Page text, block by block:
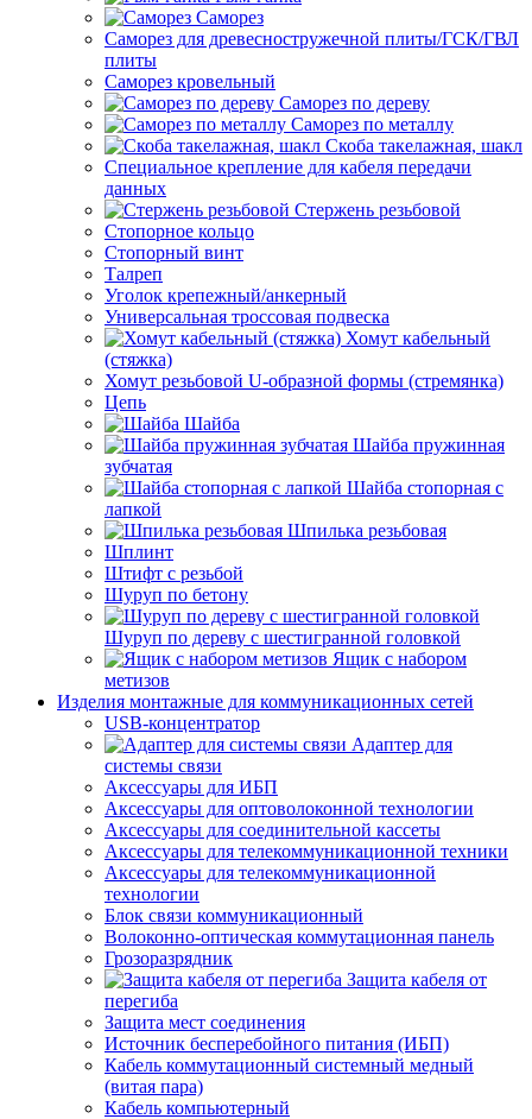
Саморез
Саморез для древесностружечной плиты/ГСК/ГВЛ
плиты
Саморез кровельный
Саморез по дереву
Саморез по металлу
Скоба такелажная, шакл
Специальное крепление для кабеля передачи
данных
Стержень резьбовой
Стопорное кольцо
Стопорный винт
Талреп
Уголок крепежный/анкерный
Универсальная троссовая подвеска
Хомут кабельный
(стяжка)
Хомут резьбовой U-образной формы (стремянка)
Цепь
Шайба
Шайба пружинная
зубчатая
Шайба стопорная с
лапкой
Шпилька резьбовая
Шплинт
Штифт с резьбой
Шуруп по бетону
Шуруп по дереву с шестигранной головкой
Ящик с набором
метизов
Изделия монтажные для коммуникационных сетей
USB-концентратор
Адаптер для
системы связи
Аксессуары для ИБП
Аксессуары для оптоволоконной технологии
Аксессуары для соединительной кассеты
Аксессуары для телекоммуникационной техники
Аксессуары для телекоммуникационной
технологии
Блок связи коммуникационный
Волоконно-оптическая коммутационная панель
Грозоразрядник
Защита кабеля от
перегиба
Защита мест соединения
Источник бесперебойного питания (ИБП)
Кабель коммутационный системный медный
(витая пара)
Кабель компьютерный